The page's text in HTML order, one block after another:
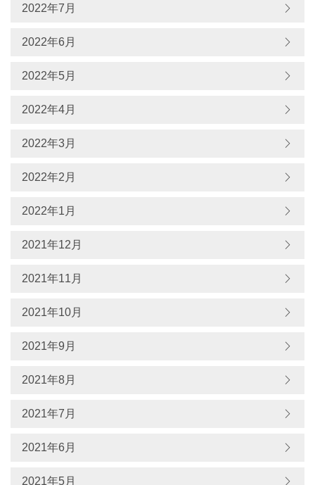
2022年7月
2022年6月
2022年5月
2022年4月
2022年3月
2022年2月
2022年1月
2021年12月
2021年11月
2021年10月
2021年9月
2021年8月
2021年7月
2021年6月
2021年5月